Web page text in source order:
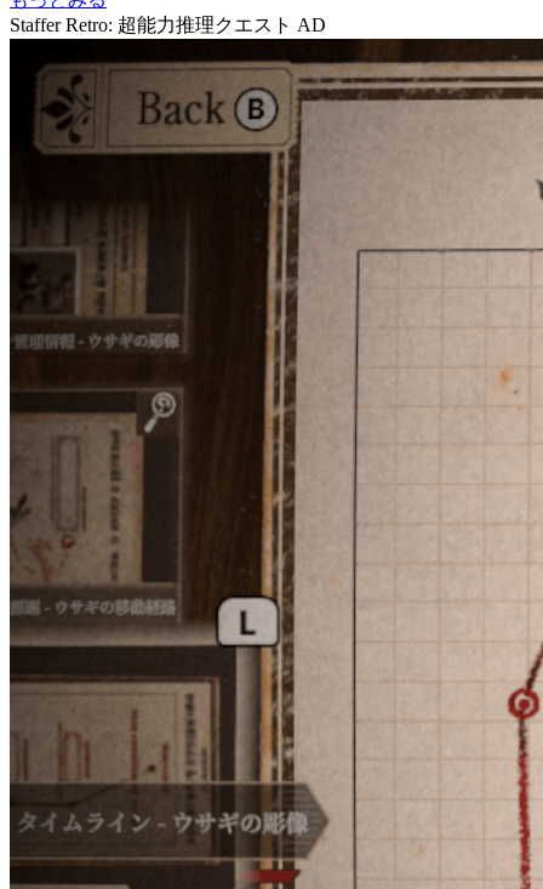
Staffer Retro: 超能力推理クエスト AD